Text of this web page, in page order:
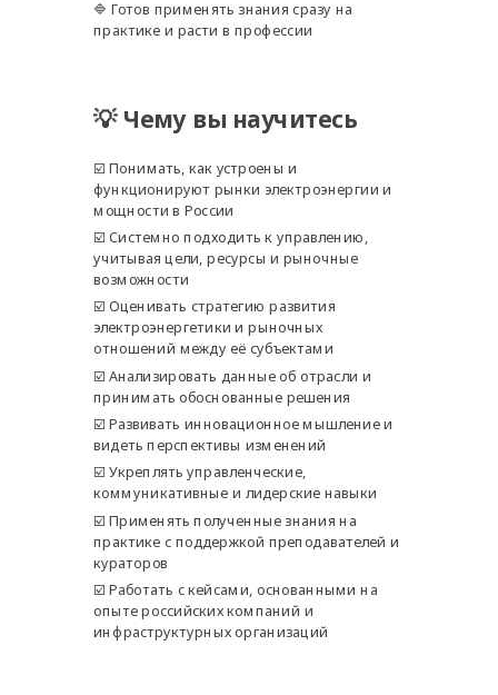
🔷 Готов применять знания сразу на
практике и расти в профессии
💡 Чему вы научитесь
☑️ Понимать, как устроены и
функционируют рынки электроэнергии и
мощности в России
☑️ Системно подходить к управлению,
учитывая цели, ресурсы и рыночные
возможности
☑️ Оценивать стратегию развития
электроэнергетики и рыночных
отношений между её субъектами
☑️ Анализировать данные об отрасли и
принимать обоснованные решения
☑️ Развивать инновационное мышление и
видеть перспективы изменений
☑️ Укреплять управленческие,
коммуникативные и лидерские навыки
☑️ Применять полученные знания на
практике с поддержкой преподавателей и
кураторов
☑️ Работать с кейсами, основанными на
опыте российских компаний и
инфраструктурных организаций